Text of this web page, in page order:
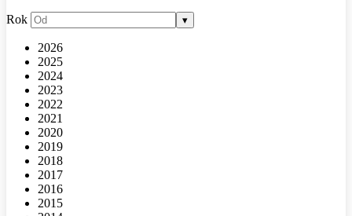
Rok ▾
2026
2025
2024
2023
2022
2021
2020
2019
2018
2017
2016
2015